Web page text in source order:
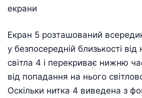
екрани
Екран 5 розташований
у безпосередній близькості
світла 4 і перекриває нижню
від попадання на нього
Оскільки нитка 4 виведена з